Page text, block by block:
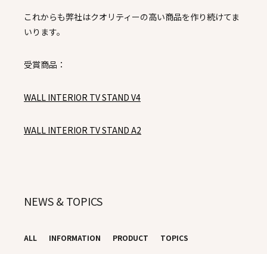
これからも弊社はクオリティーの高い商品を作り続けてま
いります。
受賞商品：
WALL INTERIOR TV STAND V4
WALL INTERIOR TV STAND A2
NEWS & TOPICS
ALL INFORMATION PRODUCT TOPICS